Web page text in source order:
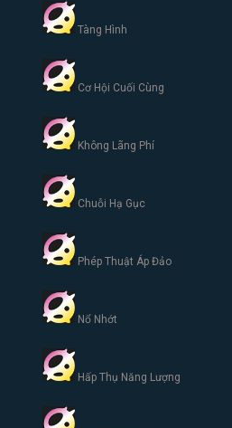
Tàng Hình
Cơ Hội Cuối Cùng
Không Lãng Phí
Chuỗi Hạ Gục
Phép Thuật Áp Đảo
Nổ Nhớt
Hấp Thụ Năng Lượng